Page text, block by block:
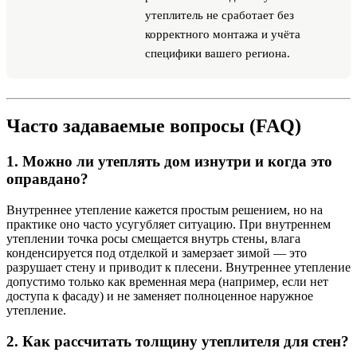
утеплитель не сработает без
корректного монтажа и учёта
специфики вашего региона.
Часто задаваемые вопросы (FAQ)
1. Можно ли утеплять дом изнутри и когда это
оправдано?
Внутреннее утепление кажется простым решением, но на
практике оно часто усугубляет ситуацию. При внутреннем
утеплении точка росы смещается внутрь стены, влага
конденсируется под отделкой и замерзает зимой — это
разрушает стену и приводит к плесени. Внутреннее утепление
допустимо только как временная мера (например, если нет
доступа к фасаду) и не заменяет полноценное наружное
утепление.
2. Как рассчитать толщину утеплителя для стен?